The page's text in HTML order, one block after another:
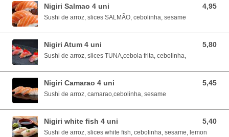
Nigiri Salmao 4 uni 4,95
4,95 EUR
Sushi de arroz, slices SALMÃO, cebolinha, sesame
Nigiri Atum 4 uni 5,80
5,80 EUR
Sushi de arroz, slices TUNA,cebola frita, cebolinha,
Nigiri Camarao 4 uni 5,45
5,45 EUR
Sushi de arroz, camarao,cebolinha, sesame
Nigiri white fish 4 uni 5,40
5,40 EUR
Sushi de arroz, slices white fish, cebolinha, sesame, lemon